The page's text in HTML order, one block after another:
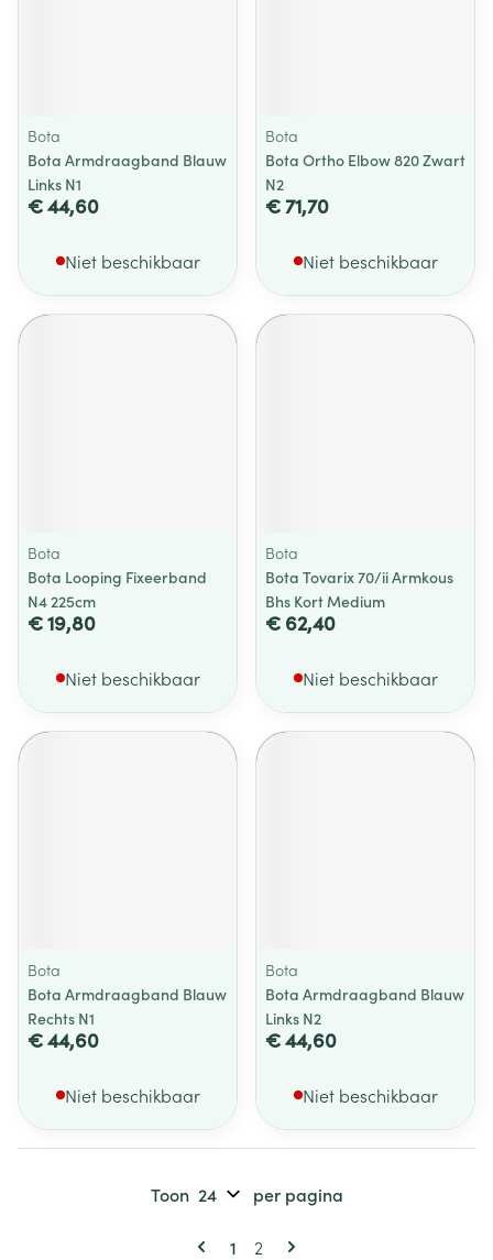
Bota
Bota Armdraagband Blauw
Links N1
€ 44,60
Niet beschikbaar
Bota
Bota Ortho Elbow 820 Zwart
N2
€ 71,70
Niet beschikbaar
Bota
Bota Looping Fixeerband
N4 225cm
€ 19,80
Niet beschikbaar
Bota
Bota Tovarix 70/ii Armkous
Bhs Kort Medium
€ 62,40
Niet beschikbaar
Bota
Bota Armdraagband Blauw
Rechts N1
€ 44,60
Niet beschikbaar
Bota
Bota Armdraagband Blauw
Links N2
€ 44,60
Niet beschikbaar
Pagina's
U lees momenteel pagina
1 Pagina
2
Toon per pagina